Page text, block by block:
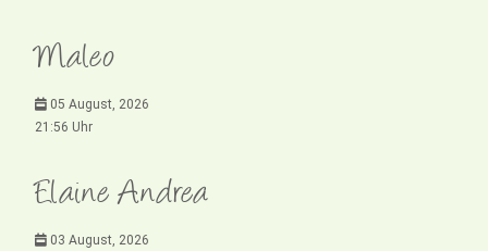
Maleo
05 August, 2026
21:56 Uhr
Elaine Andrea
03 August, 2026